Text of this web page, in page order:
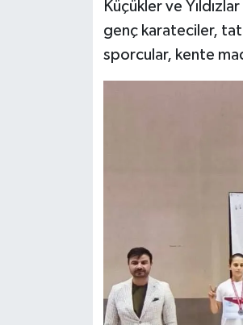
Küçükler ve
genç karateciler,
sporcular, kente